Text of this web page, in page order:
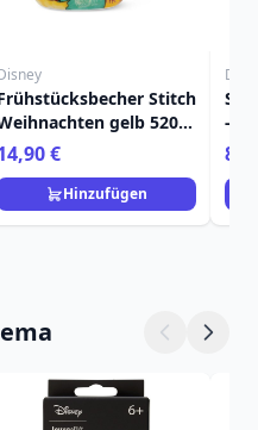
Stitch
gelb 520
- Egan Disney Home
€
Hinzufügen
-